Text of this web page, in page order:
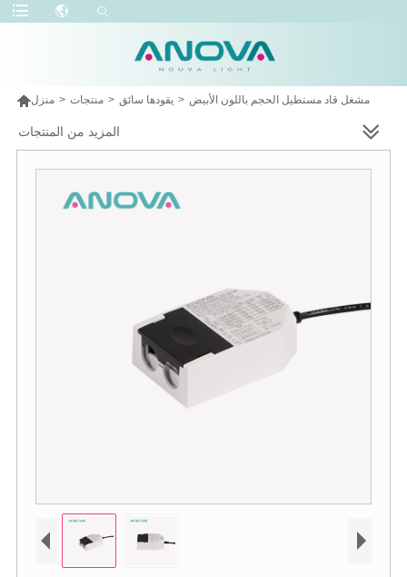
منزل > منتجات > يقودها سائق > مشغل قاد مستطيل الحجم باللون الأبيض
المزيد من المنتجات